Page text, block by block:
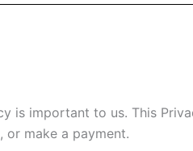
is important to us. This
or make a payment.